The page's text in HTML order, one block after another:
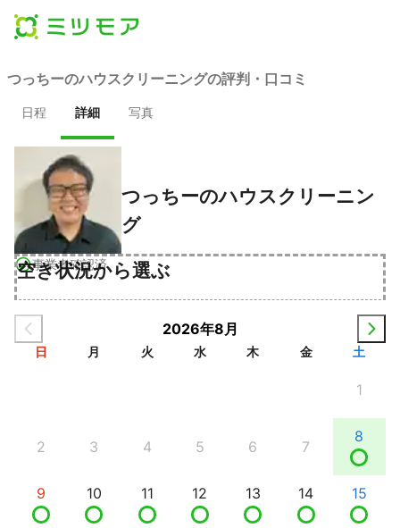
つっちーのハウスクリーニングの評判・口コミ
日程 詳細 写真
事業者確認済
つっちーのハウスクリーニン
グ
空き状況から選ぶ
2026年8月
日 月 火 水 木 金 土
1
2 3 4 5 6 7
8
9 10 11 12 13 14 15